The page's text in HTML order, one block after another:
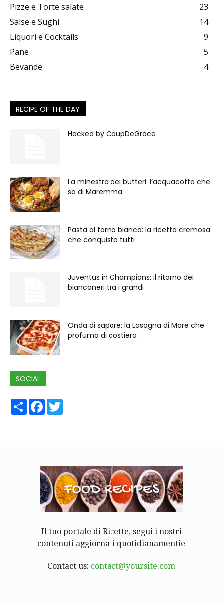
Pizze e Torte salate
23
Salse e Sughi
14
Liquori e Cocktails
9
Pane
5
Bevande
4
RECIPE OF THE DAY
Hacked by CoupDeGrace
La minestra dei butteri: l’acquacotta che
sa di Maremma
Pasta al forno bianca: la ricetta cremosa
che conquista tutti
Juventus in Champions: il ritorno dei
bianconeri tra i grandi
Onda di sapore: la Lasagna di Mare che
profuma di costiera
SOCIAL
ShareFacebook
Il tuo portale di Ricette, segui i nostri
contenuti aggiornati quotidianamentie
Contact us: contact@yoursite.com